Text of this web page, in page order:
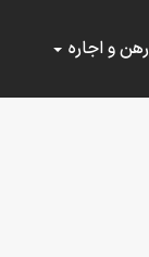
رهن و اجاره